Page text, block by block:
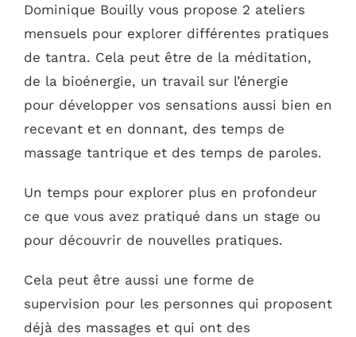
Dominique Bouilly vous propose 2 ateliers
mensuels pour explorer différentes pratiques
de tantra. Cela peut être de la méditation,
de la bioénergie, un travail sur l’énergie
pour développer vos sensations aussi bien en
recevant et en donnant, des temps de
massage tantrique et des temps de paroles.
Un temps pour explorer plus en profondeur
ce que vous avez pratiqué dans un stage ou
pour découvrir de nouvelles pratiques.
Cela peut être aussi une forme de
supervision pour les personnes qui proposent
déjà des massages et qui ont des